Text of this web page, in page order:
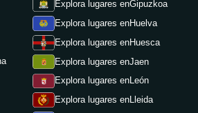
Explora lugares enGipuzkoa
Explora lugares enHuelva
Explora lugares enHuesca
Explora lugares enJaen
Explora lugares enLeón
Explora lugares enLleida